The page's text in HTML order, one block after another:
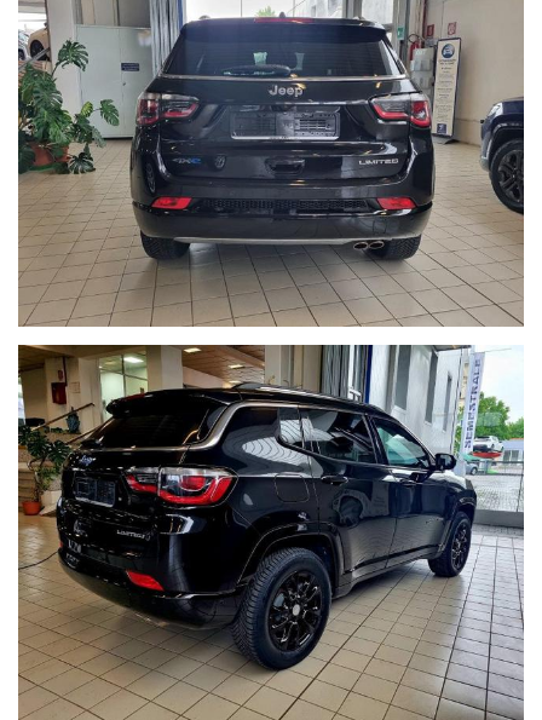
annuncio che pubblichiamo, tuttavia un errore o un'omissione sono
sempre possibili. Vi preghiamo pertanto di contattare i nostri
consulenti alle vendite per ogni verifica ed informazione.